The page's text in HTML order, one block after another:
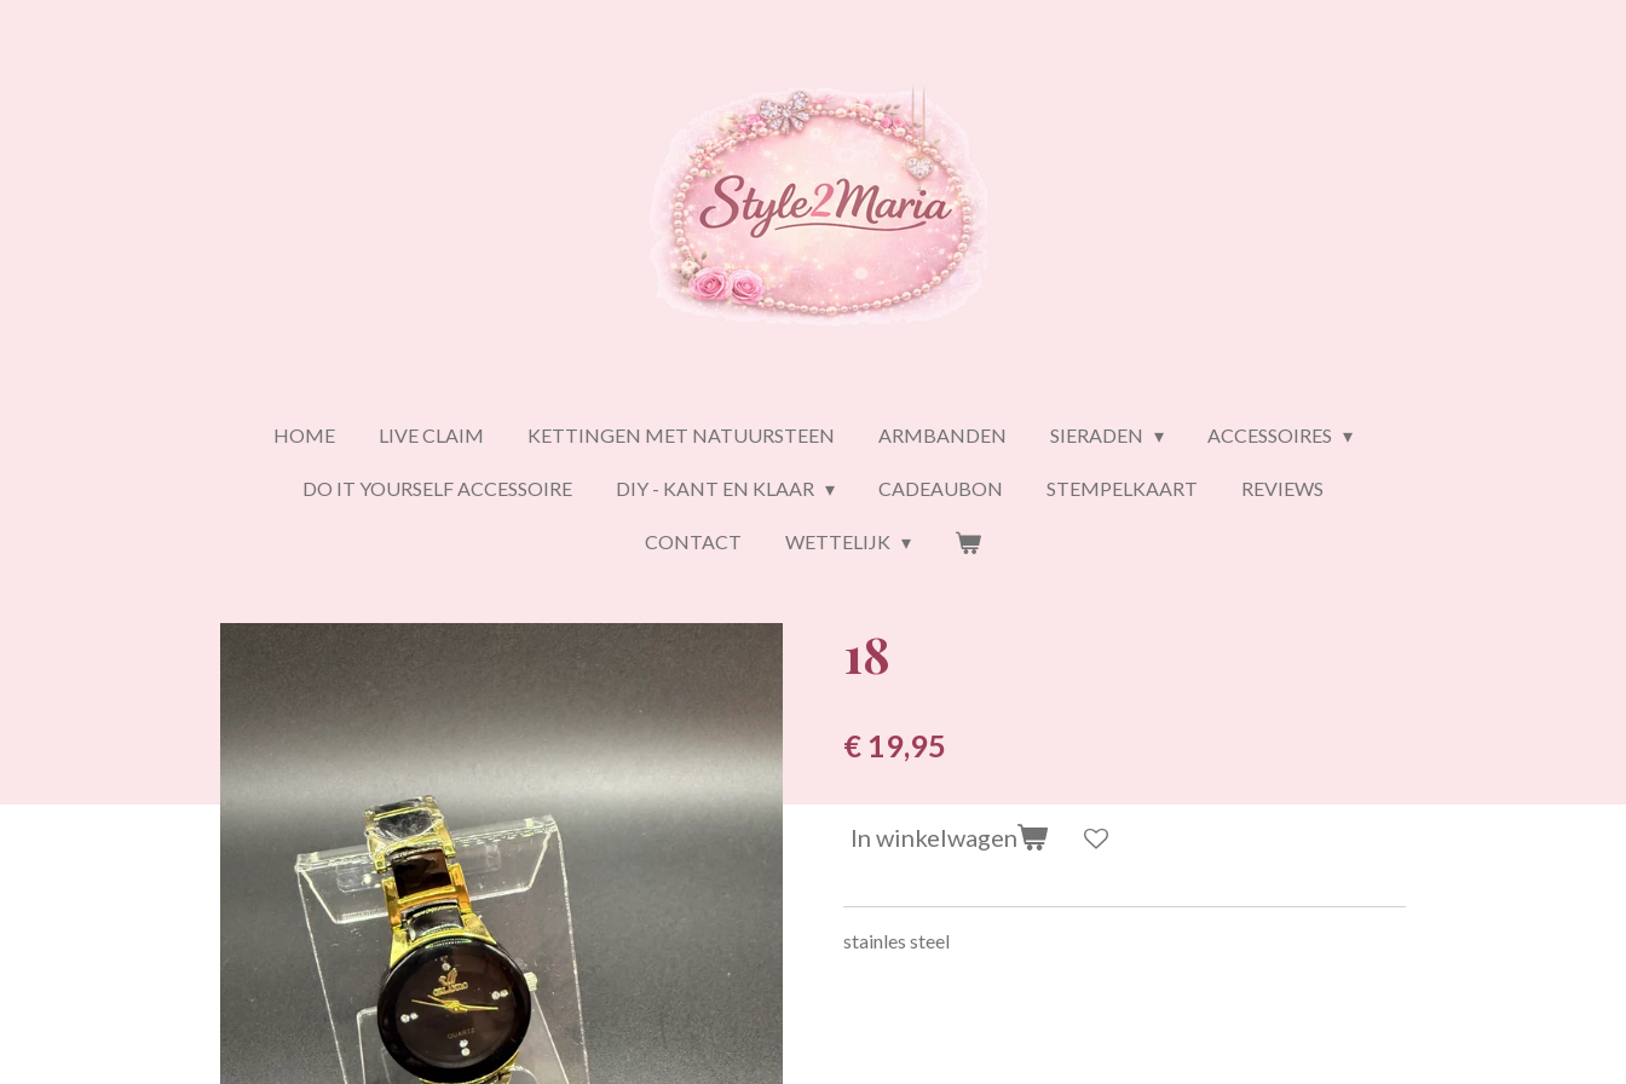
HOME LIVE CLAIM KETTINGEN MET NATUURSTEEN ARMBANDEN SIERADEN ACCESSOIRES
DO IT YOURSELF ACCESSOIRE DIY - KANT EN KLAAR CADEAUBON STEMPELKAART REVIEWS
CONTACT WETTELIJK
18
€ 19,95
In winkelwagen
stainles steel